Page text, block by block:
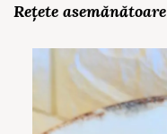
Rețete asemănătoare